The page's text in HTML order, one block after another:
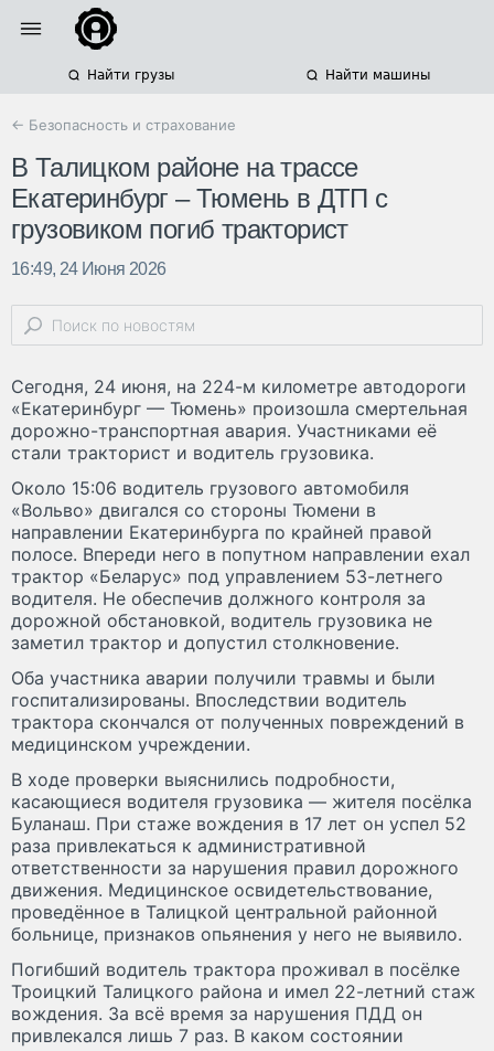
Найти грузы Найти машины
← Безопасность и страхование
В Талицком районе на трассе
Екатеринбург – Тюмень в ДТП с
грузовиком погиб тракторист
16:49, 24 Июня 2026
Сегодня, 24 июня, на 224-м километре автодороги
«Екатеринбург — Тюмень» произошла смертельная
дорожно-транспортная авария. Участниками её
стали тракторист и водитель грузовика.
Около 15:06 водитель грузового автомобиля
«Вольво» двигался со стороны Тюмени в
направлении Екатеринбурга по крайней правой
полосе. Впереди него в попутном направлении ехал
трактор «Беларус» под управлением 53-летнего
водителя. Не обеспечив должного контроля за
дорожной обстановкой, водитель грузовика не
заметил трактор и допустил столкновение.
Оба участника аварии получили травмы и были
госпитализированы. Впоследствии водитель
трактора скончался от полученных повреждений в
медицинском учреждении.
В ходе проверки выяснились подробности,
касающиеся водителя грузовика — жителя посёлка
Буланаш. При стаже вождения в 17 лет он успел 52
раза привлекаться к административной
ответственности за нарушения правил дорожного
движения. Медицинское освидетельствование,
проведённое в Талицкой центральной районной
больнице, признаков опьянения у него не выявило.
Погибший водитель трактора проживал в посёлке
Троицкий Талицкого района и имел 22-летний стаж
вождения. За всё время за нарушения ПДД он
привлекался лишь 7 раз. В каком состоянии